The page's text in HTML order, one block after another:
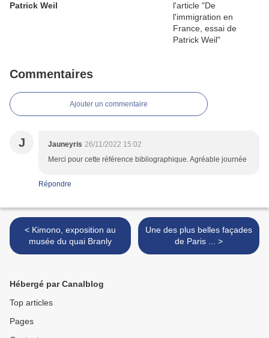
Patrick Weil
Commentaires
Ajouter un commentaire
J Jauneyris 26/11/2022 15:02
Merci pour cette référence bibliographique. Agréable journée
Répondre
< Kimono, exposition au
musée du quai Branly
Une des plus belles façades
de Paris ... >
Hébergé par Canalblog
Top articles
Pages